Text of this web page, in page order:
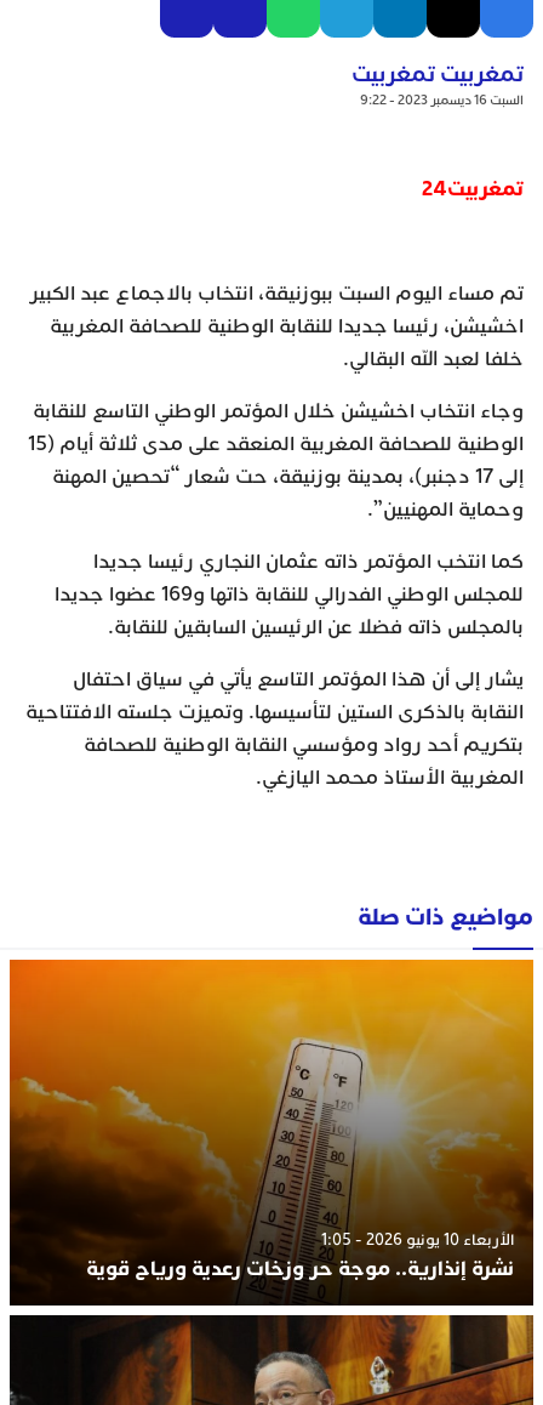
تمغربيت تمغربيت
السبت 16 ديسمبر 2023 - 9:22
تمغربيت24
تم مساء اليوم السبت ببوزنيقة، انتخاب بالاجماع عبد الكبير
اخشيشن، رئيسا جديدا للنقابة الوطنية للصحافة المغربية
خلفا لعبد الله البقالي.
وجاء انتخاب اخشيشن خلال المؤتمر الوطني التاسع للنقابة
الوطنية للصحافة المغربية المنعقد على مدى ثلاثة أيام (15
إلى 17 دجنبر)، بمدينة بوزنيقة، حت شعار “تحصين المهنة
وحماية المهنيين”.
كما انتخب المؤتمر ذاته عثمان النجاري رئيسا جديدا
للمجلس الوطني الفدرالي للنقابة ذاتها و169 عضوا جديدا
بالمجلس ذاته فضلا عن الرئيسين السابقين للنقابة.
يشار إلى أن هذا المؤتمر التاسع يأتي في سياق احتفال
النقابة بالذكرى الستين لتأسيسها. وتميزت جلسته الافتتاحية
بتكريم أحد رواد ومؤسسي النقابة الوطنية للصحافة
المغربية الأستاذ محمد اليازغي.
مواضيع ذات صلة
الأربعاء 10 يونيو 2026 - 1:05
نشرة إنذارية.. موجة حر وزخات رعدية ورياح قوية